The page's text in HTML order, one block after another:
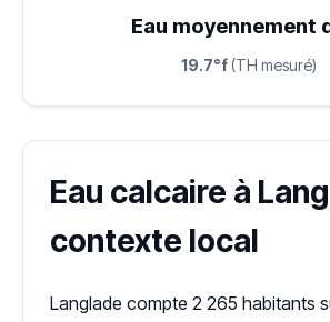
Eau moyennement
19.7°f (TH mesuré)
Eau calcaire à
contexte local
Langlade compte 2 265 habitants